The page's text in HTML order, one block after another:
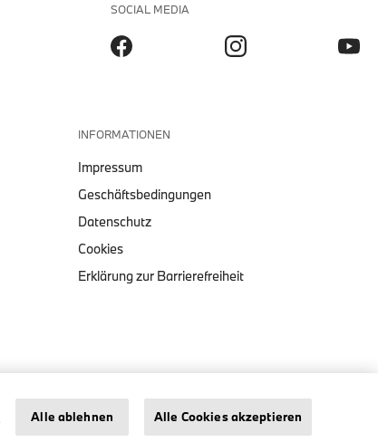
SOCIAL MEDIA
INFORMATIONEN
Impressum
Geschäftsbedingungen
Datenschutz
Cookies
Erklärung zur Barrierefreiheit
Impressum Datenschutz Cookies
Alle ablehnen Alle Cookies akzeptieren